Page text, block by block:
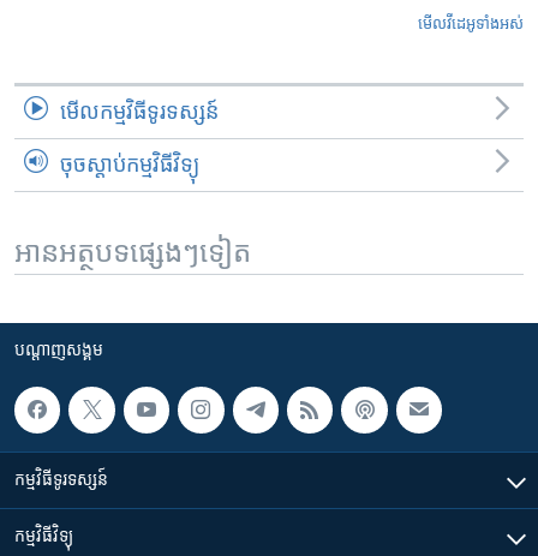
មើល​វីដេអូ​ទាំង​អស់
មើល​កម្មវិធី​ទូរទស្សន៍
ចុចស្តាប់កម្មវិធីវិទ្យុ
អានអត្ថបទផ្សេងៗទៀត
បណ្តាញ​សង្គម
កម្មវិធី​ទូរទស្សន៍
កម្មវិធី​វិទ្យុ